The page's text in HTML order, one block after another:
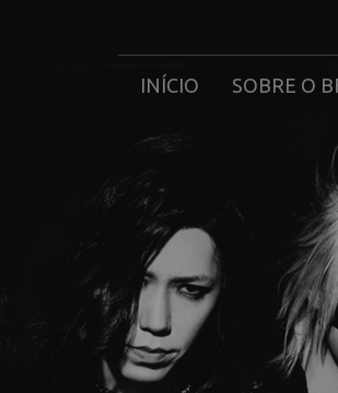
INÍCIO SOBRE O